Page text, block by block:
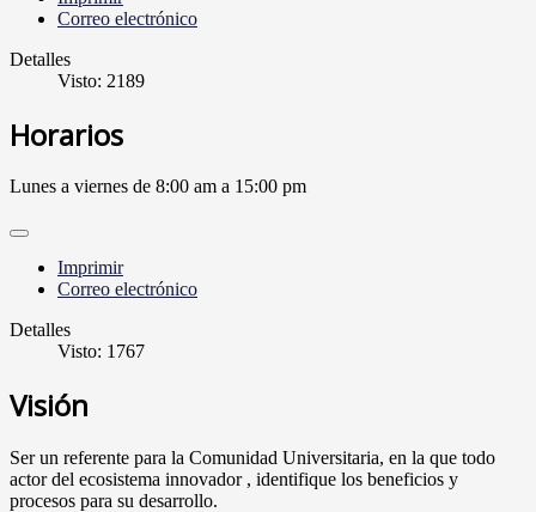
Correo electrónico
Detalles
Visto: 2189
Horarios
Lunes a viernes de 8:00 am a 15:00 pm
Imprimir
Correo electrónico
Detalles
Visto: 1767
Visión
Ser un referente para la Comunidad Universitaria, en la que todo
actor del ecosistema innovador , identifique los beneficios y
procesos para su desarrollo.